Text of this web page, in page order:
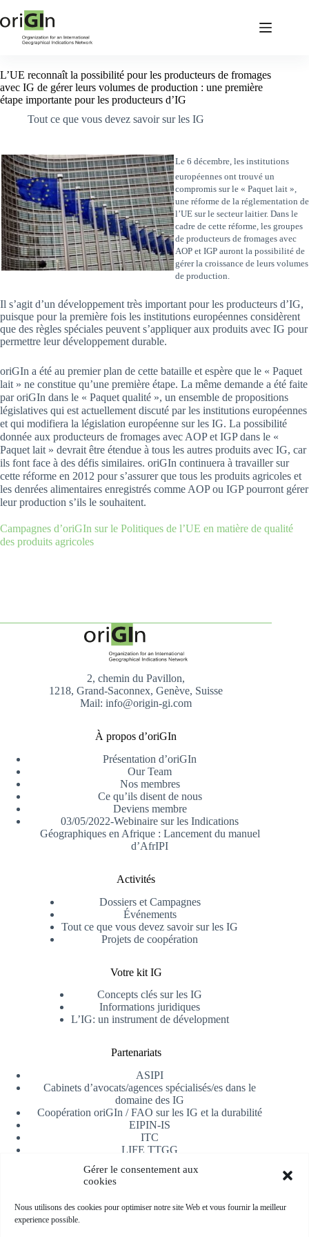
Gérer le consentement aux
cookies
Nous utilisons des cookies pour optimiser notre site Web et vous fournir la meilleur
experience possible.
L’UE reconnaît la possibilité pour les producteurs de fromages
avec IG de gérer leurs volumes de production : une première
étape importante pour les producteurs d’IG
Tout ce que vous devez savoir sur les IG
Le 6 décembre, les institutions
européennes ont trouvé un
compromis sur le « Paquet lait »,
une réforme de la réglementation de
l’UE sur le secteur laitier. Dans le
cadre de cette réforme, les groupes
de producteurs de fromages avec
AOP et IGP auront la possibilité de
gérer la croissance de leurs volumes
de production.
Il s’agit d’un développement très important pour les producteurs d’IG,
puisque pour la première fois les institutions européennes considèrent
que des règles spéciales peuvent s’appliquer aux produits avec IG pour
permettre leur développement durable.
oriGIn a été au premier plan de cette bataille et espère que le « Paquet
lait » ne constitue qu’une première étape. La même demande a été faite
par oriGIn dans le « Paquet qualité », un ensemble de propositions
législatives qui est actuellement discuté par les institutions européennes
et qui modifiera la législation européenne sur les IG. La possibilité
donnée aux producteurs de fromages avec AOP et IGP dans le «
Paquet lait » devrait être étendue à tous les autres produits avec IG, car
ils font face à des défis similaires. oriGIn continuera à travailler sur
cette réforme en 2012 pour s’assurer que tous les produits agricoles et
les denrées alimentaires enregistrés comme AOP ou IGP pourront gérer
leur production s’ils le souhaitent.
Campagnes d’oriGIn sur le Politiques de l’UE en matière de qualité
des produits agricoles
2, chemin du Pavillon,
1218, Grand-Saconnex, Genève, Suisse
Mail: info@origin-gi.com
À propos d’oriGIn
Présentation d’oriGIn
Our Team
Nos membres
Ce qu’ils disent de nous
Deviens membre
03/05/2022-Webinaire sur les Indications
Géographiques en Afrique : Lancement du manuel
d’AfrIPI
Activités
Dossiers et Campagnes
Événements
Tout ce que vous devez savoir sur les IG
Projets de coopération
Votre kit IG
Concepts clés sur les IG
Informations juridiques
L’IG: un instrument de dévelopment
Partenariats
ASIPI
Cabinets d’avocats/agences spécialisés/es dans le
domaine des IG
Coopération oriGIn / FAO sur les IG et la durabilité
EIPIN-IS
ITC
LIFE TTGG
AfrIPI
Recevoir notre newsletter